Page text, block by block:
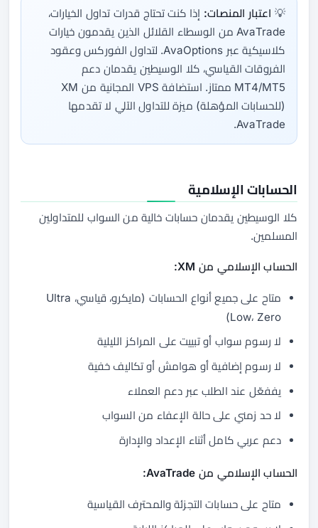
💡 اعتبار المنصات: إذا كنت تحتاج قدرات تداول الخيارات،
AvaTrade من الوسطاء القلائل الذين يقدمون خيارات
كلاسيكية عبر AvaOptions. لتداول الفوركس وعقود
الفروقات القياسي، كلا الوسيطين يقدمان دعم
MT4/MT5 ممتاز. استضافة VPS المجانية من XM
(للحسابات المؤهلة) ميزة للتداول الآلي لا تقدمها
AvaTrade.
الحسابات الإسلامية
كلا الوسيطين يقدمان حسابات خالية من السواب للمتداولين
المسلمين.
الحساب الإسلامي من XM:
متاح على جميع أنواع الحسابات (مايكرو، قياسي، Ultra
Low، Zero)
لا رسوم سواب أو تبييت على المراكز الليلية
لا رسوم إضافية أو هوامش أو تكاليف خفية
يففعّل عند الطلب عبر دعم العملاء
لا حد زمني على حالة الإعفاء من السواب
دعم عربي كامل أثناء الإعداد والإدارة
الحساب الإسلامي من AvaTrade:
متاح على حسابات التجزئة والمحترف القياسية